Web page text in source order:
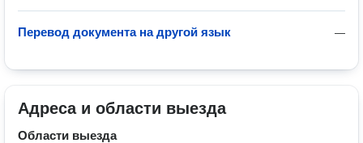
—
Перевод документа на другой язык
Адреса и области выезда
Области выезда